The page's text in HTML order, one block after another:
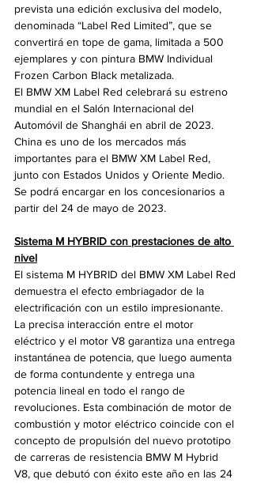
prevista una edición exclusiva del modelo,
denominada “Label Red Limited”, que se
convertirá en tope de gama, limitada a 500
ejemplares y con pintura BMW Individual
Frozen Carbon Black metalizada.
El BMW XM Label Red celebrará su estreno
mundial en el Salón Internacional del
Automóvil de Shanghái en abril de 2023.
China es uno de los mercados más
importantes para el BMW XM Label Red,
junto con Estados Unidos y Oriente Medio.
Se podrá encargar en los concesionarios a
partir del 24 de mayo de 2023.
Sistema M HYBRID con prestaciones de alto
nivel
El sistema M HYBRID del BMW XM Label Red
demuestra el efecto embriagador de la
electrificación con un estilo impresionante.
La precisa interacción entre el motor
eléctrico y el motor V8 garantiza una entrega
instantánea de potencia, que luego aumenta
de forma contundente y entrega una
potencia lineal en todo el rango de
revoluciones. Esta combinación de motor de
combustión y motor eléctrico coincide con el
concepto de propulsión del nuevo prototipo
de carreras de resistencia BMW M Hybrid
V8, que debutó con éxito este año en las 24